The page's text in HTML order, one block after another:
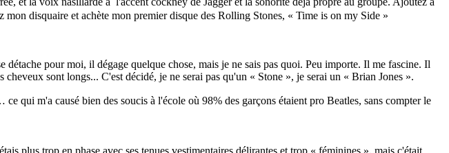
disquaire et achète mon premier disque des Rolling Stones, « Time is on my Side »
pour moi, il dégage quelque chose, mais je ne sais pas quoi. Peu importe. Il me fascine. Il
sont longs... C'est décidé, je ne serai pas qu'un « Stone », je serai un « Brian Jones ».
qui m'a causé bien des soucis à l'école où 98% des garçons étaient pro Beatles, sans compter le
plus trop en phase avec ses tenues vestimentaires délirantes et trop « féminines », mais c'était